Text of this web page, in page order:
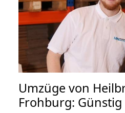
Umzüge von
Frohburg: